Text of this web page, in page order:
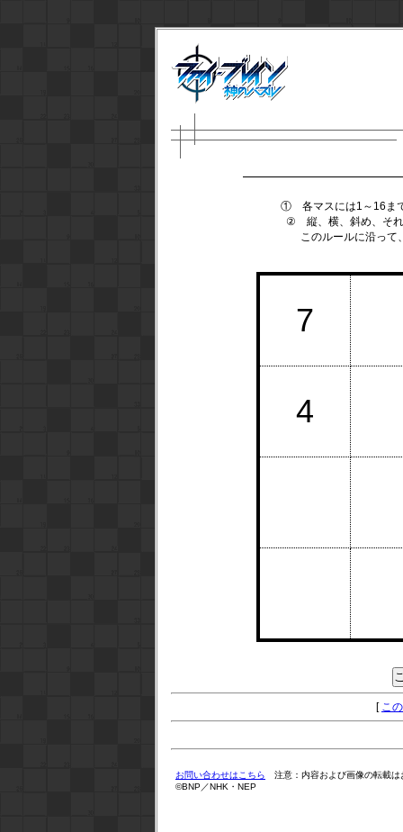
① 各マスには1～16ま
② 縦、横、斜め、それ
このルールに沿って
7
4
[ こ
お問い合わせはこちら 注意：内容および画像の転載は
©BNP／NHK・NEP